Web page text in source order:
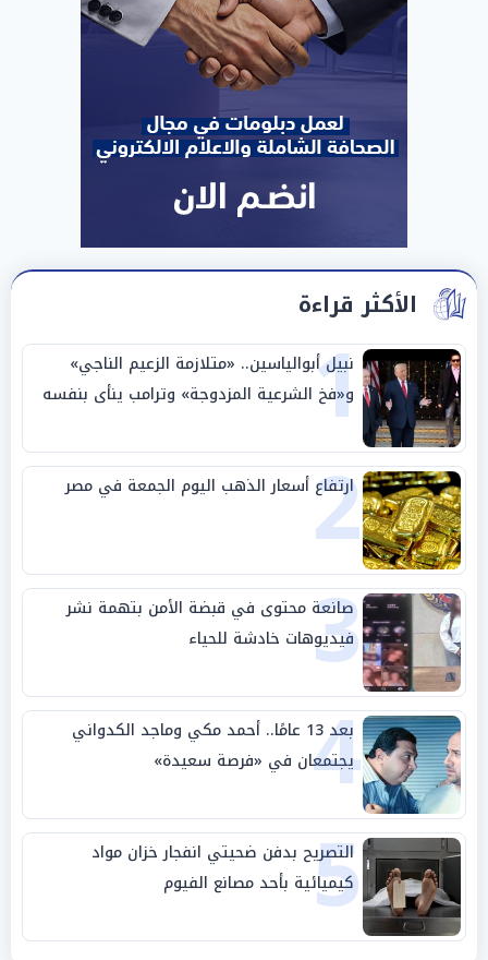
الأكثر قراءة
1
نبيل أبوالياسين.. «متلازمة الزعيم الناجي»
و«فخ الشرعية المزدوجة» وترامب ينأى بنفسه
وحليفه في «ميتم استراتيجي»
2
ارتفاع أسعار الذهب اليوم الجمعة في مصر
3
صانعة محتوى في قبضة الأمن بتهمة نشر
فيديوهات خادشة للحياء
4 بعد 13 عامًا.. أحمد مكي وماجد الكدواني
يجتمعان في «فرصة سعيدة»
5
التصريح بدفن ضحيتي انفجار خزان مواد
كيميائية بأحد مصانع الفيوم